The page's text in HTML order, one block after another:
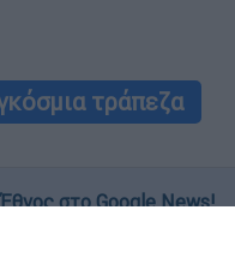
τράπεζα
στο Google News!